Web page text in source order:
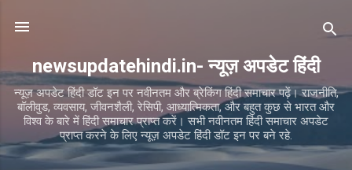
newsupdatehindi.in- न्यूज़ अपडेट हिंदी
न्यूज़ अपडेट हिंदी डॉट इन पर नवीनतम और ब्रेकिंग हिंदी समाचार पढ़ें। राजनीति,
बॉलीवुड, व्यवसाय, जीवनशैली, रेसिपी, आध्यात्मिकता, और बहुत कुछ से भारत और
विश्व के बारे में हिंदी समाचार प्राप्त करें। सभी नवीनतम हिंदी समाचार अपडेट
प्राप्त करने के लिए न्यूज़ अपडेट हिंदी डॉट इन पर बने रहे.